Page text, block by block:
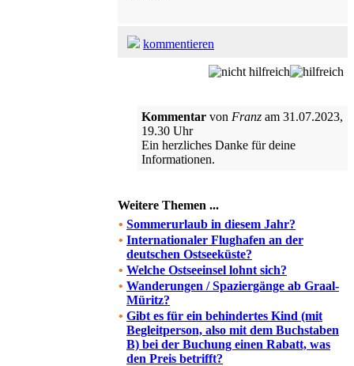
kommentieren
Kommentar von Franz am 31.07.2023,
19.30 Uhr
Ein herzliches Danke für deine
Informationen.
Weitere Themen ...
• Sommerurlaub in diesem Jahr?
• Internationaler Flughafen an der
deutschen Ostseeküste?
• Welche Ostseeinsel lohnt sich?
• Wanderungen / Spaziergänge ab Graal-
Müritz?
• Gibt es für ein behindertes Kind (mit
Begleitperson, also mit dem Buchstaben
B) bei der Buchung einen Rabatt, was
den Preis betrifft?